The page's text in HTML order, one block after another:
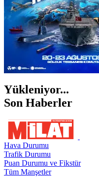
Yükleniyor...
Son Haberler
Hava Durumu
Trafik Durumu
Puan Durumu ve Fikstür
Tüm Manşetler